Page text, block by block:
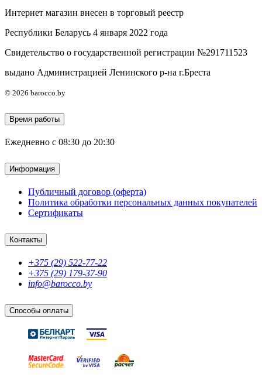
Интернет магазин внесен в торговый реестр
Республики Беларусь 4 января 2022 года
Свидетельство о государственной регистрации №291711523
выдано Администрацией Ленинского р-на г.Бреста
© 2026 barocco.by
Время работы
Ежедневно с 08:30 до 20:30
Информация
Публичный договор (оферта)
Политика обработки персональных данных покупателей
Сертификаты
Контакты
+375 (29) 522-77-22
+375 (29) 179-37-90
info@barocco.by
Способы оплаты